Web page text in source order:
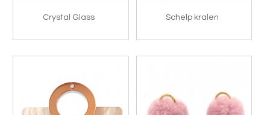
Crystal Glass Schelp kralen